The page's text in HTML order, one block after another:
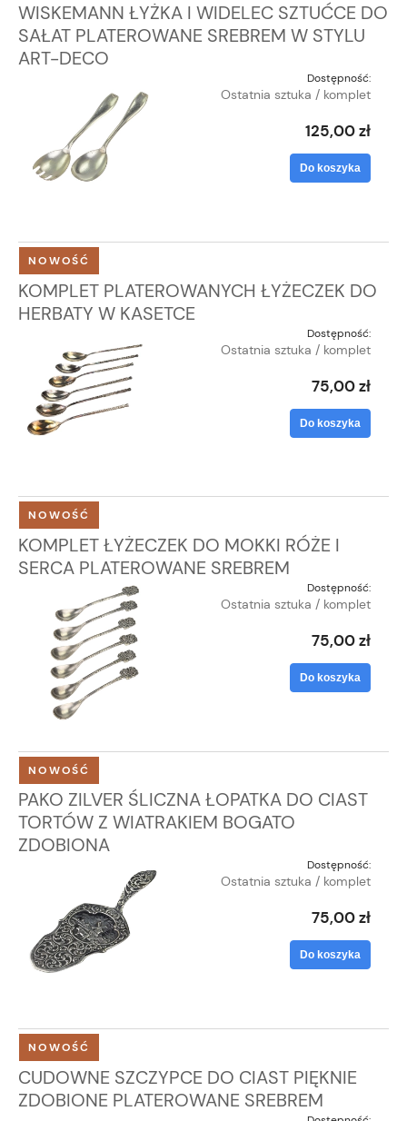
WISKEMANN ŁYŻKA I WIDELEC SZTUĆCE DO
SAŁAT PLATEROWANE SREBREM W STYLU
ART-DECO
Dostępność:
Ostatnia sztuka / komplet
125,00 zł
Do koszyka
KOMPLET PLATEROWANYCH ŁYŻECZEK DO
HERBATY W KASETCE
Dostępność:
Ostatnia sztuka / komplet
75,00 zł
Do koszyka
NOWOŚĆ
KOMPLET ŁYŻECZEK DO MOKKI RÓŻE I
SERCA PLATEROWANE SREBREM
Dostępność:
Ostatnia sztuka / komplet
75,00 zł
Do koszyka
NOWOŚĆ
PAKO ZILVER ŚLICZNA ŁOPATKA DO CIAST
TORTÓW Z WIATRAKIEM BOGATO
ZDOBIONA
Dostępność:
Ostatnia sztuka / komplet
75,00 zł
Do koszyka
NOWOŚĆ
CUDOWNE SZCZYPCE DO CIAST PIĘKNIE
ZDOBIONE PLATEROWANE SREBREM
NOWOŚĆ